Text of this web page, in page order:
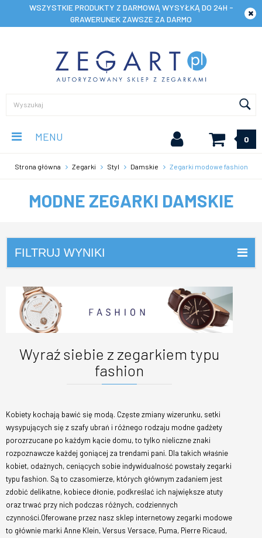
WSZYSTKIE PRODUKTY Z DARMOWĄ WYSYŁKĄ DO 24H -
GRAWERUNEK ZAWSZE ZA DARMO
MENU 0
Strona główna Zegarki Styl Damskie Zegarki modowe fashion
MODNE ZEGARKI DAMSKIE
FILTRUJ WYNIKI
Wyraź siebie z zegarkiem typu
fashion
Kobiety kochają bawić się modą. Częste zmiany wizerunku, setki
wysypujących się z szafy ubrań i różnego rodzaju modne gadżety
porozrzucane po każdym kącie domu, to tylko nieliczne znaki
rozpoznawcze każdej goniącej za trendami pani. Dla takich właśnie
kobiet, odażnych, ceniących sobie indywidualność powstały zegarki
typu fashion. Są to czasomierze, których głównym zadaniem jest
zdobić delikatne, kobiece dłonie, podkreślać ich największe atuty
oraz trwać przy nich podczas różnych, codziennych
czynności.Oferowane przez nasz sklep internetowy zegarki modowe
to głównie marki Anne Klein, Versus Versace, Puma, Pierre Ricaud,